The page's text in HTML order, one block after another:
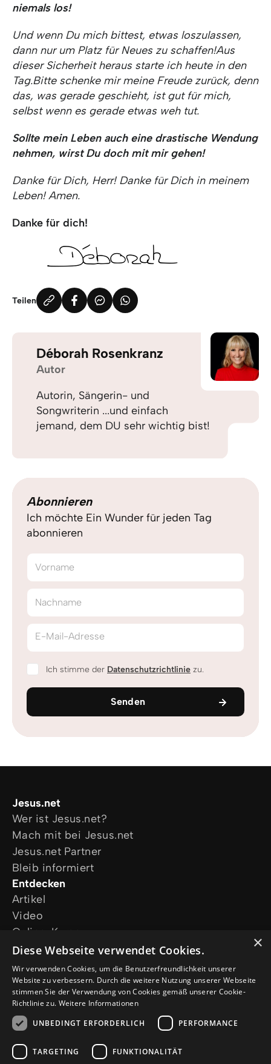
niemals los!
Und wenn Du mich bittest, etwas loszulassen,
dann nur um Platz für Neues zu schaffen!Aus
dieser Sicherheit heraus starte ich heute in den
Tag.Bitte schenke mir meine Freude zurück, denn
das, was gerade geschieht, ist gut für mich,
selbst wenn es gerade etwas weh tut.
Sollte mein Leben auch eine drastische Wendung
nehmen, wirst Du doch mit mir gehen!
Danke für Dich, Herr! Danke für Dich in meinem
Leben! Amen.
Danke für dich!
Teilen
Déborah Rosenkranz
Autor
Autorin, Sängerin- und
Songwriterin ...und einfach
jemand, dem DU sehr wichtig bist!
Abonnieren
Ich möchte Ein Wunder für jeden Tag
abonnieren
Vorname
Nachname
E-Mail-Adresse
Ich stimme der Datenschutzrichtlinie zu.
Senden
Jesus.net
Wer ist Jesus.net?
Mach mit bei Jesus.net
Jesus.net Partner
Bleib informiert
Entdecken
Artikel
Video
Online-Kurse
Unsere Projekte
Ich wünsche mir Gebet
Ich habe eine Frage
Folge uns
×
Diese Webseite verwendet Cookies.
Wir verwenden Cookies, um die Benutzerfreundlichkeit unserer
Website zu verbessern. Durch die weitere Nutzung unserer Webseite
stimmen Sie der Verwendung von Cookies gemäß unserer Cookie-
Richtlinie zu. Weitere Informationen
UNBEDINGT ERFORDERLICH
PERFORMANCE
TARGETING FUNKTIONALITÄT